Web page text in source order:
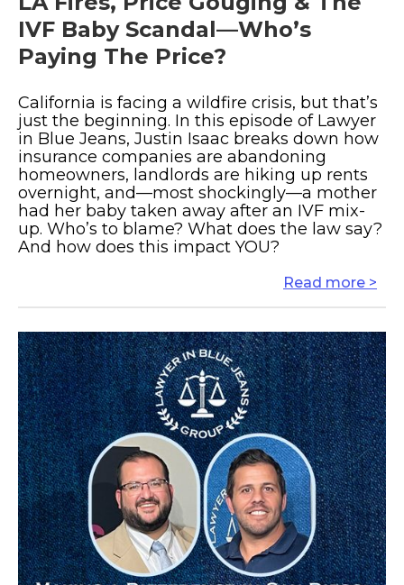
IVF Baby Scandal—Who’s
Paying The Price?
California is facing a wildfire crisis, but that’s
just the beginning. In this episode of Lawyer
in Blue Jeans, Justin Isaac breaks down how
insurance companies are abandoning
homeowners, landlords are hiking up rents
overnight, and—most shockingly—a mother
had her baby taken away after an IVF mix-
up. Who’s to blame? What does the law say?
And how does this impact YOU?
Read more >